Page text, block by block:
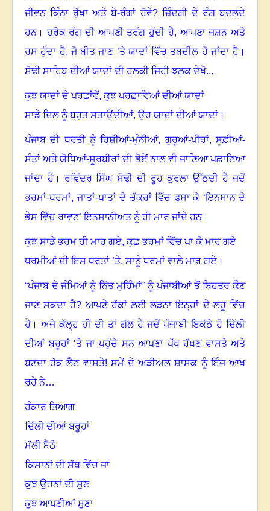
ਜੀਵਨ ਕਿੰਨਾ ਰੁੱਖਾ ਅਤੇ ਬੇ-ਰੰਗਾਂ ਹੋਵੇ? ਜ਼ਿੰਦਗੀ ਦੇ ਰੰਗ ਬਦਲਦੇ
ਹਨ। ਹਰੇਕ ਰੰਗ ਦੀ ਆਪਣੀ ਤਰੰਗ ਹੁੰਦੀ ਹੈ, ਆਪਣਾ ਜਸ਼ਨ ਅਤੇ
ਰਸ ਹੁੰਦਾ ਹੈ, ਜੋ ਬੀਤ ਜਾਣ ’ਤੇ ਯਾਦਾਂ ਵਿੱਚ ਤਬਦੀਲ ਹੋ ਜਾਂਦਾ ਹੈ ।
ਸੋਢੀ ਸਾਹਿਬ ਦੀਆਂ ਯਾਦਾਂ ਦੀ ਹਲਕੀ ਜਿਹੀ ਝਲਕ ਦੇਖੋ...
ਕੁਝ ਯਾਦਾਂ ਦੇ ਪਰਛਾਂਵੇਂ,ਕੁਝ ਪਰਛਾਵਿਆਂ ਦੀਆਂ ਯਾਦਾਂ
ਸਾਡੇ ਦਿਲ ਨੂੰ ਬਹੁਤ ਸਤਾਉਂਦੀਆਂ, ਉਹ ਯਾਦਾਂ ਦੀਆਂ ਯਾਦਾਂ ।
ਪੰਜਾਬ ਦੀ ਧਰਤੀ ਨੂੰ ਰਿਸ਼ੀਆਂ-ਮੁੰਨੀਆਂ, ਗੁਰੂਆਂ-ਪੀਰਾਂ,ਸੂਫ਼ੀਆਂ-
ਸੰਤਾਂ ਅਤੇ ਯੋਧਿਆਂ-ਸੂਰਬੀਰਾਂ ਦੀ ਭੋਏਂ ਨਾਲ ਵੀ ਜਾਣਿਆ ਪਛਾਣਿਆ
ਜਾਂਦਾ ਹੈ। ਰਵਿੰਦਰ ਸਿੰਘ ਸੋਢੀ ਦੀ ਰੂਹ ਕੁਰਲਾ ਉੱਠਦੀ ਹੈ ਜਦੋਂ
ਭਰਮਾਂ-ਧਰਮਾਂ,ਜਾਤਾਂ-ਪਾਤਾਂ ਦੇ ਚੱਕਰਾਂ ਵਿੱਚ ਫਸਾ ਕੇ ‘ਇਨਸਾਨ ਦੇ
ਭੇਸ ਵਿੱਚ ਰਾਵਣ’ ਇਨਸਾਨੀਅਤ ਨੂੰ ਹੀ ਮਾਰ ਜਾਂਦੇ ਹਨ।
ਕੁਝ ਸਾਡੇ ਭਰਮ ਹੀ ਮਾਰ ਗਏ,ਕੁਛ ਭਰਮਾਂ ਵਿੱਚ ਪਾ ਕੇ ਮਾਰ ਗਏ
ਧਰਮੀਆਂ ਦੀ ਇਸ ਧਰਤਾਂ ’ਤੇ, ਸਾਨੂੰ ਧਰਮਾਂ ਵਾਲੇ ਮਾਰ ਗਏ ।
“ਪੰਜਾਬ ਦੇ ਜੰਮਿਆਂ ਨੂੰ ਨਿੱਤ ਮੁਹਿੰਮਾਂ”ਨੂੰ ਪੰਜਾਬੀਆਂ ਤੋਂ ਬਿਹਤਰ ਕੌਣ
ਜਾਣ ਸਕਦਾ ਹੈ? ਆਪਣੇ ਹੱਕਾਂ ਲਈ ਲੜਨਾ ਇਨ੍ਹਾਂ ਦੇ ਲਹੂ ਵਿੱਚ
ਹੈ । ਅਜੇ ਕੱਲ੍ਹ ਹੀ ਦੀ ਤਾਂ ਗੱਲ ਹੈ ਜਦੋਂ ਪੰਜਾਬੀ ਇਕੱਠੇ ਹੋ ਦਿੱਲੀ
ਦੀਆਂ ਬਰੂਹਾਂ ’ਤੇ ਜਾ ਪਹੁੰਚੇ ਸਨ ਆਪਣਾ ਪੱਖ ਰੱਖਣ ਵਾਸਤੇ ਅਤੇ
ਬਣਦਾ ਹੱਕ ਲੈਣ ਵਾਸਤੇ! ਸਮੇਂ ਦੇ ਅੜੀਅਲ ਸ਼ਾਸਕ ਨੂੰ ਇੰਜ ਆਖ
ਰਹੇ ਨੇ…
ਹੰਕਾਰ ਤਿਆਗ
ਦਿੱਲੀ ਦੀਆਂ ਬਰੂਹਾਂ
ਮੱਲੀ ਬੈਠੇ
ਕਿਸਾਨਾਂ ਦੀ ਸੱਥ ਵਿੱਚ ਜਾ
ਕੁਝ ਉਹਨਾਂ ਦੀ ਸੁਣ
ਕੁਝ ਆਪਣੀਆਂ ਸੁਣਾ